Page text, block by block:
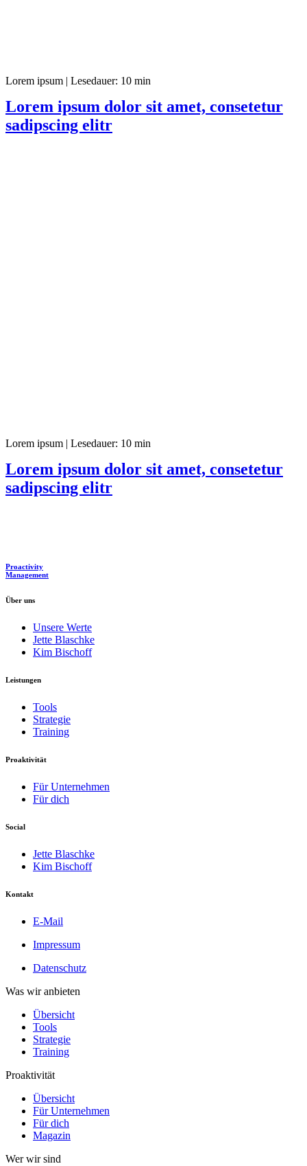
Lorem ipsum Lesedauer: 10 min
Lorem ipsum dolor sit amet, consetetur
sadipscing elitr
Lorem ipsum Lesedauer: 10 min
Lorem ipsum dolor sit amet, consetetur
sadipscing elitr
Proactivity
Management
Über uns
Unsere Werte
Jette Blaschke
Kim Bischoff
Leistungen
Tools
Strategie
Training
Proaktivität
Für Unternehmen
Für dich
Social
Jette Blaschke
Kim Bischoff
Kontakt
E-Mail
Impressum
Datenschutz
Was wir anbieten
Übersicht
Tools
Strategie
Training
Proaktivität
Übersicht
Für Unternehmen
Für dich
Magazin
Wer wir sind